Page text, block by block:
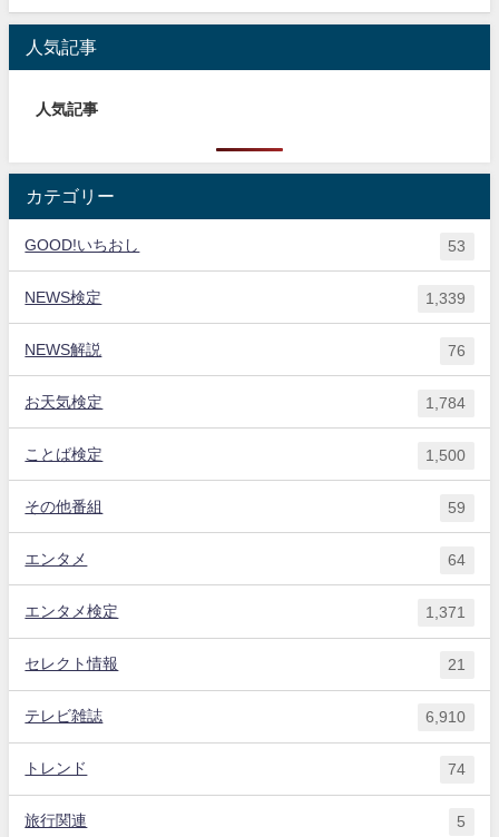
人気記事
人気記事
カテゴリー
GOOD!いちおし 53
NEWS検定 1,339
NEWS解説 76
お天気検定 1,784
ことば検定 1,500
その他番組 59
エンタメ 64
エンタメ検定 1,371
セレクト情報 21
テレビ雑誌 6,910
トレンド 74
旅行関連 5